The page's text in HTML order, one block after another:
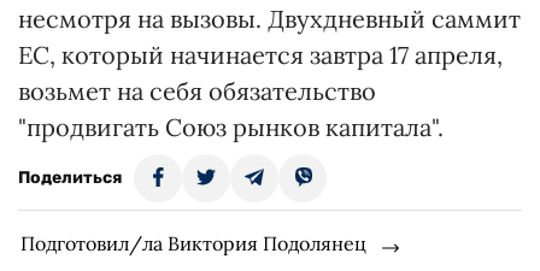
несмотря на вызовы. Двухдневный саммит
ЕС, который начинается завтра 17 апреля,
возьмет на себя обязательство
"продвигать Союз рынков капитала".
Поделиться
Подготовил/ла Виктория Подолянец